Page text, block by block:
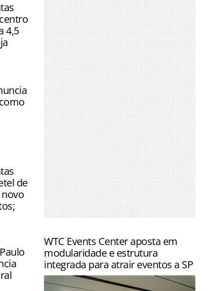
4,5
de
WTC Events Center aposta em
modularidade e estrutura
integrada para atrair eventos a SP